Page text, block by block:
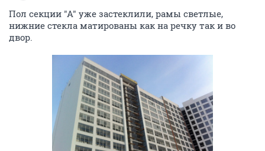
Пол секции "А" уже застеклили, рамы светлые,
нижние стекла матированы как на речку так и во
двор.